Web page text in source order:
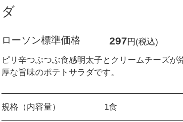
ダ
ローソン標準価格 297 円(税込)
ピリ辛つぶつぶ食感明太子とクリームチーズが
厚な旨味のポテトサラダです。
規格（内容量） 1食